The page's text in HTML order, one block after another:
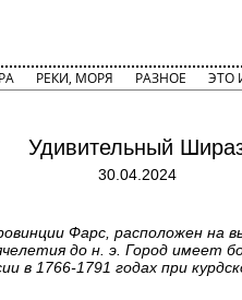
РЕКИ, МОРЯ РАЗНОЕ ЭТО
Удивительный
30.04.2024
Фарс, расположен на
до н. э. Город
в 1766-1791 годах при